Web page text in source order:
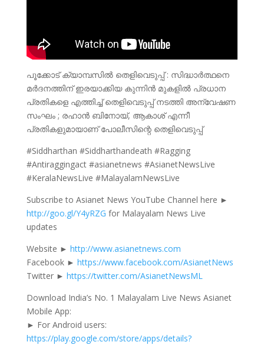
പൂക്കോട് ക്യാമ്പസിൽ തെളിവെടുപ്പ് : സിദ്ധാർത്ഥനെ
മർദനത്തിന് ഇരയാക്കിയ കുന്നിൻ മുകളിൽ പ്രധാന
പ്രതികളെ എത്തിച്ച് തെളിവെടുപ്പ് നടത്തി അന്വേഷണ
സംഘം ; രഹാൻ ബിനോയ്, ആകാശ് എന്നീ
പ്രതികളുമായാണ് പോലീസിന്റെ തെളിവെടുപ്പ്
#Siddharthan #Siddharthandeath #Ragging
#Antiraggingact #asianetnews #AsianetNewsLive
#KeralaNewsLive #MalayalamNewsLive
Subscribe to Asianet News YouTube Channel here ►
http://goo.gl/Y4yRZG for Malayalam News Live
updates
Website ► http://www.asianetnews.com
Facebook ► https://www.facebook.com/AsianetNews
Twitter ► https://twitter.com/AsianetNewsML
Download India’s No. 1 Malayalam Live News Asianet
Mobile App:
► For Android users:
https://play.google.com/store/apps/details?